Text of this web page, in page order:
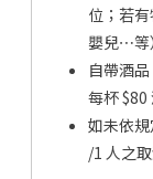
位；若
嬰兒⋯等
自帶酒
每杯 $80
如未依
/1 人之